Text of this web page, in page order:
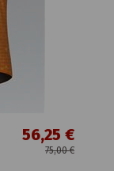
56,25 €
75,00 €